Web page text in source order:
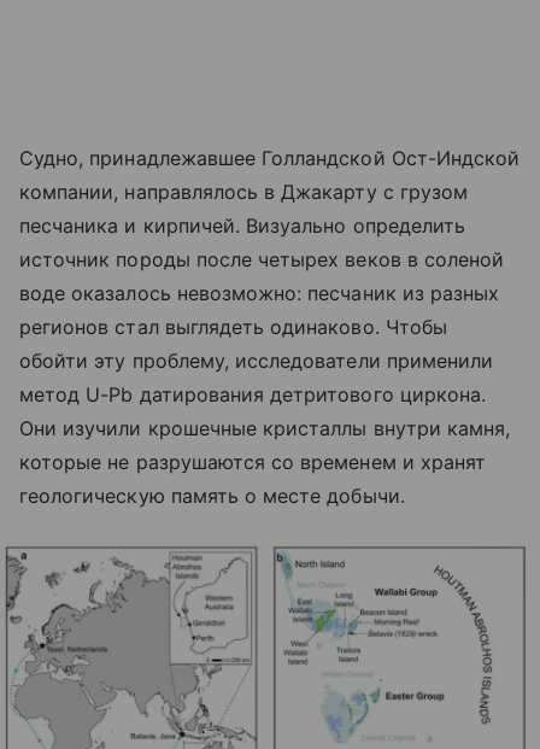
Судно, принадлежавшее Голландской Ост-Индской
компании, направлялось в Джакарту с грузом
песчаника и кирпичей. Визуально определить
источник породы после четырех веков в соленой
воде оказалось невозможно: песчаник из разных
регионов стал выглядеть одинаково. Чтобы
обойти эту проблему, исследователи применили
метод U-Pb датирования детритового циркона.
Они изучили крошечные кристаллы внутри камня,
которые не разрушаются со временем и хранят
геологическую память о месте добычи.